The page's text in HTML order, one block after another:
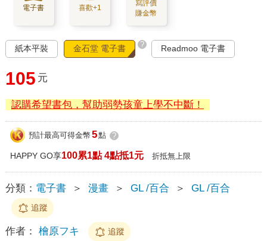
電子書 喜歡+1
寫評價
賺金幣
紙本平裝 金石堂 電子書 ? Readmoo 電子書
105 元
認購希望書包，幫助弱勢孩童上學不中斷！
預計最高可得金幣 5點 ?
HAPPY GO享100累1點 4點抵1元 折抵無上限
分類： 電子書 ＞ 漫畫 ＞ GL /百合 ＞ GL /百合
追蹤
作者： 檜原フキ 追蹤